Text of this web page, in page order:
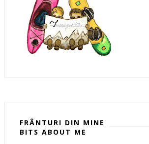
FRÂNTURI DIN MINE
BITS ABOUT ME